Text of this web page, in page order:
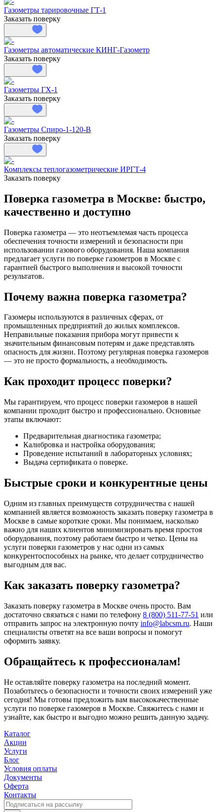
Газометры тарировочные ГТ-1
Заказать поверку
Газометры автоматические КИНГ-Газометр
Заказать поверку
Газометры ГХ-1
Заказать поверку
Газометры Спиро-1-120-В
Заказать поверку
Комплексы теплогазометрические ИРГТ-4
Заказать поверку
Поверка газометра в Москве: быстро,
качественно и доступно
Поверка газометра — это неотъемлемая часть процесса
обеспечения точности измерений и безопасности при
использовании газового оборудования. Наша компания
предлагает услуги по поверке газометров в Москве с
гарантией быстрого выполнения и высокой точности
результатов.
Почему важна поверка газометра?
Газомеры используются в различных сферах, от
промышленных предприятий до жилых комплексов.
Неправильные показания прибора могут привести к
значительным финансовым потерям и даже представлять
опасность для жизни. Поэтому регулярная поверка газомеров
— это не просто формальность, а необходимость.
Как проходит процесс поверки?
Мы гарантируем, что процесс поверки газомеров в нашей
компании проходит быстро и профессионально. Основные
этапы включают:
Предварительная диагностика газометра;
Калибровка и настройка оборудования;
Проведение испытаний в лабораторных условиях;
Выдача сертификата о поверке.
Быстрые сроки и конкурентные цены
Одним из главных преимуществ сотрудничества с нашей
компанией является возможность заказать поверку газометра в
Москве в самые короткие сроки. Мы понимаем, насколько
важно для наших клиентов минимизировать время простоя
оборудования, поэтому работаем быстро и четко. Цены на
услуги поверки газометров у нас одни из самых
конкурентоспособных на рынке, что делает сотрудничество
выгодным для вас.
Как заказать поверку газометра?
Заказать поверку газометра в Москве очень просто. Вам
достаточно связаться с нами по телефону 8 (800) 511-77-51 или
отправить запрос на электронную почту info@labcsm.ru. Наши
специалисты ответят на все ваши вопросы и помогут
оформить заявку.
Обращайтесь к профессионалам!
Не оставляйте поверку газометра на последний момент.
Позаботьтесь о безопасности и точности своих измерений уже
сегодня! Мы готовы предложить вам высококачественные
услуги по поверке газомеров в Москве. Свяжитесь с нами и
узнайте, как быстро и выгодно можно решить данную задачу.
Каталог
Акции
Услуги
Блог
Условия оплаты
Документы
Оферта
Контакты